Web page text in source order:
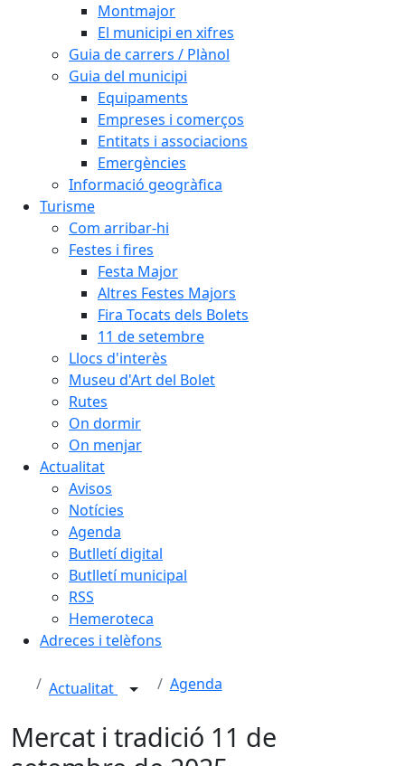
Montmajor
El municipi en xifres
Guia de carrers / Plànol
Guia del municipi
Equipaments
Empreses i comerços
Entitats i associacions
Emergències
Informació geogràfica
Turisme
Com arribar-hi
Festes i fires
Festa Major
Altres Festes Majors
Fira Tocats dels Bolets
11 de setembre
Llocs d'interès
Museu d'Art del Bolet
Rutes
On dormir
On menjar
Actualitat
Avisos
Notícies
Agenda
Butlletí digital
Butlletí municipal
RSS
Hemeroteca
Adreces i telèfons
Actualitat Agenda
Mercat i tradició 11 de